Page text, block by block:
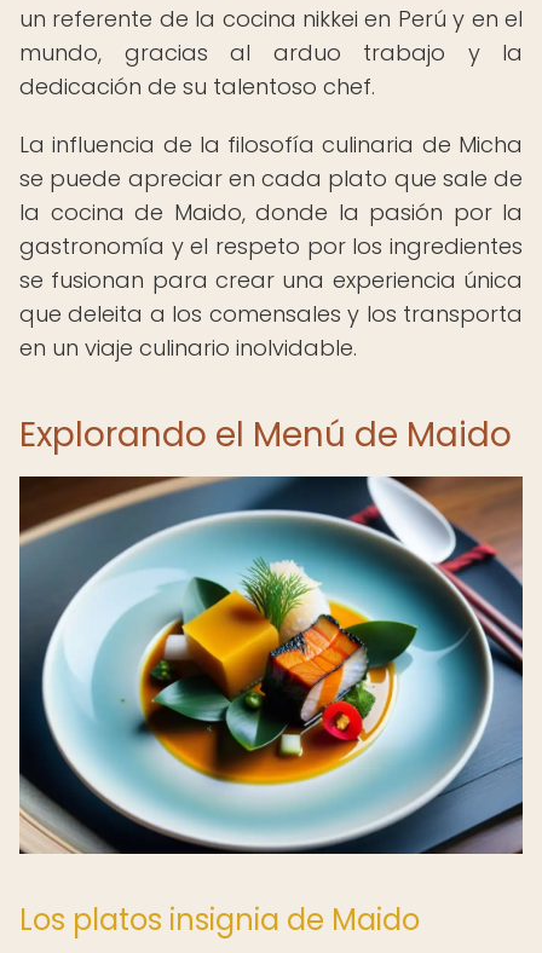
un referente de la cocina nikkei en Perú y en el
mundo, gracias al arduo trabajo y la
dedicación de su talentoso chef.
La influencia de la filosofía culinaria de Micha
se puede apreciar en cada plato que sale de
la cocina de Maido, donde la pasión por la
gastronomía y el respeto por los ingredientes
se fusionan para crear una experiencia única
que deleita a los comensales y los transporta
en un viaje culinario inolvidable.
Explorando el Menú de Maido
Los platos insignia de Maido